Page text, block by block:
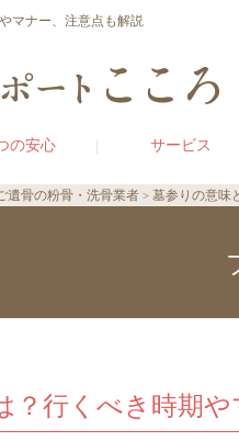
マナー、注意点も解説
の安心 サービス
遺骨の粉骨・洗骨業者 墓参りの意味
？行くべき時期